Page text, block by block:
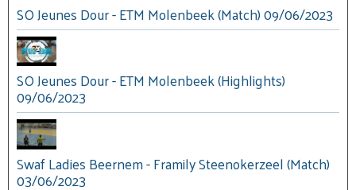
SO Jeunes Dour - ETM Molenbeek (Match) 09/06/2023
SO Jeunes Dour - ETM Molenbeek (Highlights)
09/06/2023
Swaf Ladies Beernem - Framily Steenokerzeel (Match)
03/06/2023